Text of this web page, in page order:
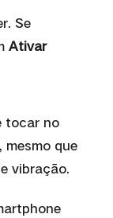
Se
Ativar
tocar no
que
vibração.